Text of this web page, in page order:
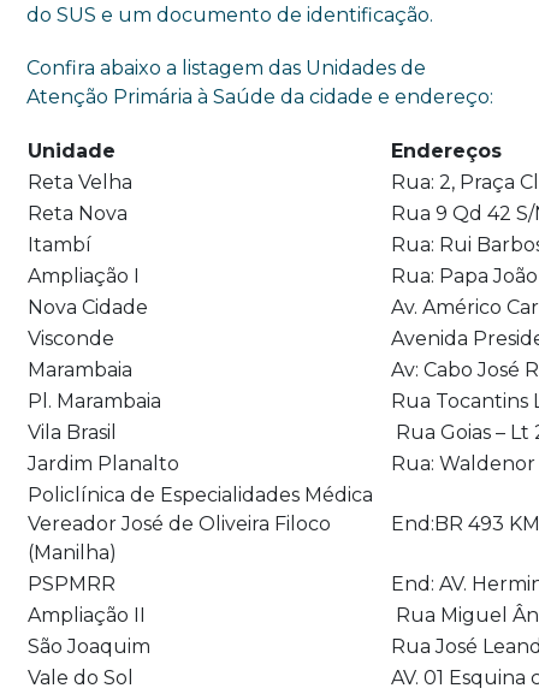
do SUS e um documento de identificação.
Confira abaixo a listagem das Unidades de
Atenção Primária à Saúde da cidade e endereço:
Unidade
Endereços
Reta Velha
Rua: 2, Praça
Reta Nova
Rua 9 Qd 42
Itambí
Rua: Rui
Ampliação I
Rua: Papa
Nova Cidade
Av. Américo
Visconde
Avenida
Marambaia
Av: Cabo José
Pl. Marambaia
Rua Tocantins
Vila Brasil
Rua Goias – Lt
Jardim Planalto
Rua:
Policlínica de Especialidades Médica
Vereador José de Oliveira Filoco
(Manilha)
End:BR 493
PSPMRR
End: AV.
Ampliação II
Rua Miguel
São Joaquim
Rua José
Vale do Sol
AV. 01